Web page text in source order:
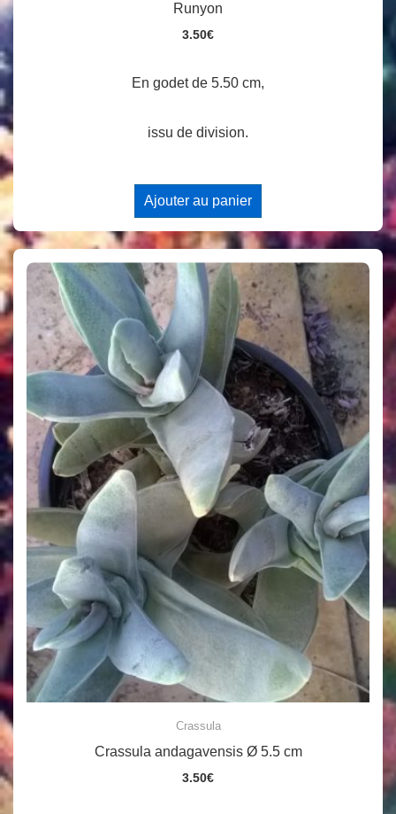
Runyon
3.50€
En godet de 5.50 cm,
issu de division.
Ajouter au panier
Crassula
Crassula andagavensis Ø 5.5 cm
3.50€